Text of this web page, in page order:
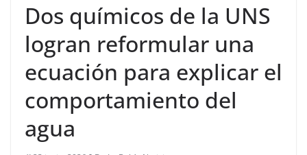
Dos químicos de la UNS
logran reformular una
ecuación para explicar el
comportamiento del
agua